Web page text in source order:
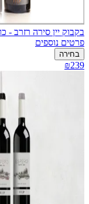
בקבוק יין סירה רזרב -
פרטים נוספים
בחירה
₪239